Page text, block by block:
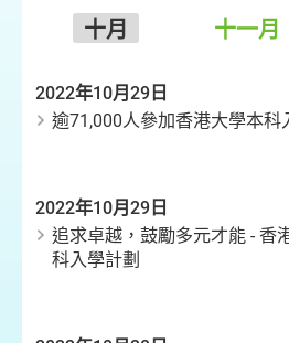
十月
十一月
2022年10月29日
逾71,000人參加香港大學本科
2022年10月29日
追求卓越，鼓勵多元才能 - 香
科入學計劃